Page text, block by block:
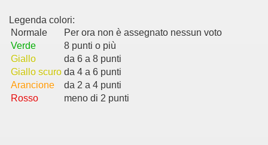
Legenda colori:
Normale
Per ora non è assegnato nessun voto
Verde
8 punti o più
Giallo
da 6 a 8 punti
Giallo scuro da 4 a 6 punti
Arancione
da 2 a 4 punti
Rosso
meno di 2 punti